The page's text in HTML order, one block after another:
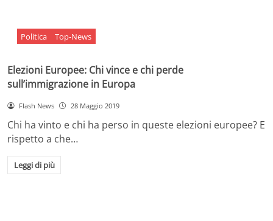
Politica Top-News
Elezioni Europee: Chi vince e chi perde
sull’immigrazione in Europa
Flash News 28 Maggio 2019
Chi ha vinto e chi ha perso in queste elezioni europee? E
rispetto a che…
Leggi di più